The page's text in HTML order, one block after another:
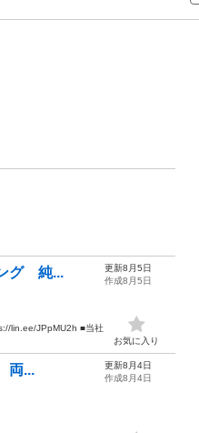
グ 純...
lin.ee/JPpMU2h ■当社
更新8月5日
作成8月5日
お気に入り
両...
更新8月4日
作成8月4日